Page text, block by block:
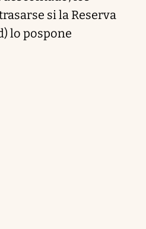
si la Reserva
lo pospone